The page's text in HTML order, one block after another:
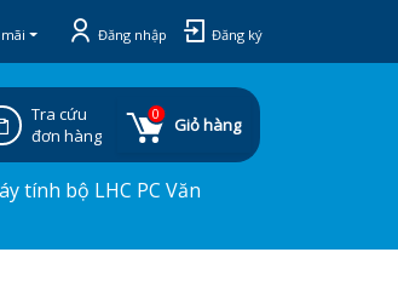
Đăng nhập Đăng ký
Tra cứu
đơn hàng
0
Giỏ hàng
tính bộ LHC PC Văn